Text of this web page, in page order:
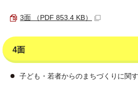
3面 （PDF 853.4 KB）
4面
子ども・若者からのまちづくりに関